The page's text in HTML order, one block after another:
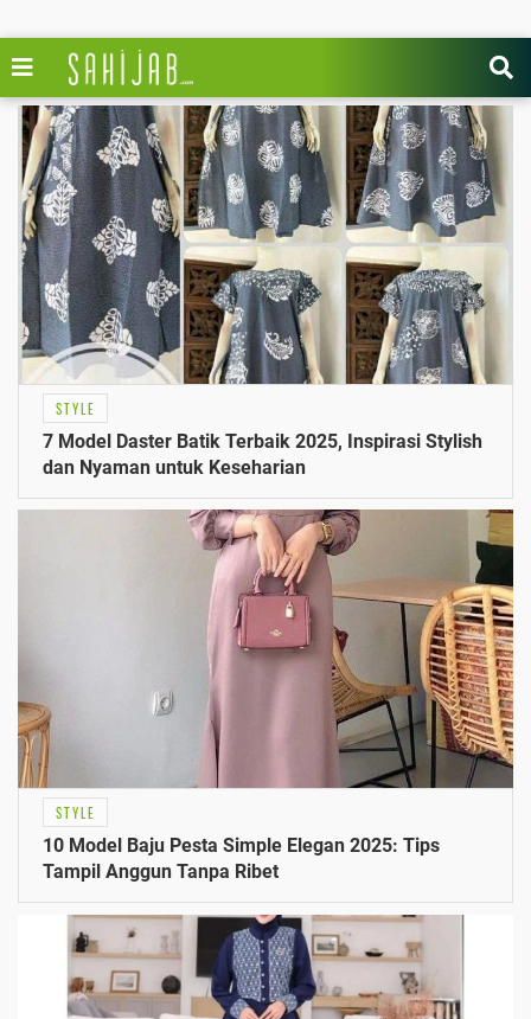
STYLE
7 Model Daster Batik Terbaik 2025, Inspirasi Stylish
dan Nyaman untuk Keseharian
STYLE
10 Model Baju Pesta Simple Elegan 2025: Tips
Tampil Anggun Tanpa Ribet